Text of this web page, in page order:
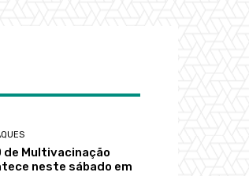
de Multivacinação
neste sábado em